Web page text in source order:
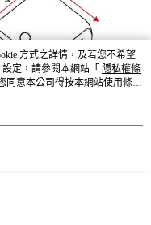
方式之詳情，及若您不希望
定，請參閱本網站「 隱私權條
同意本公司得按本網站使用條款